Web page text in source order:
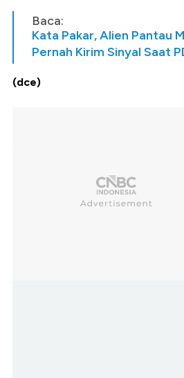
Baca:
Kata Pakar, Alien Pantau
Pernah Kirim Sinyal Saat
(dce)